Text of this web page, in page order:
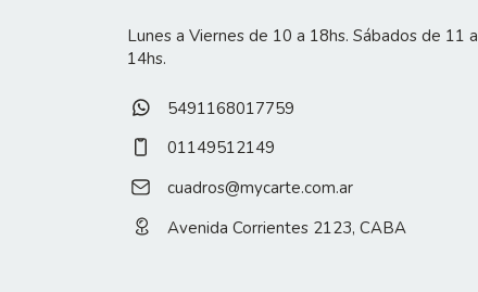
Lunes a Viernes de 10 a 18hs. Sábados de 11 a
14hs.
5491168017759
01149512149
cuadros@mycarte.com.ar
Avenida Corrientes 2123, CABA